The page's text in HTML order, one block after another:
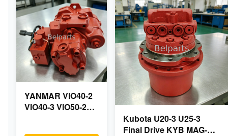
YANMAR VIO40-2
VIO40-3 VIO50-2
Kubota U20-3 U25-3
Final Drive KYB MAG-